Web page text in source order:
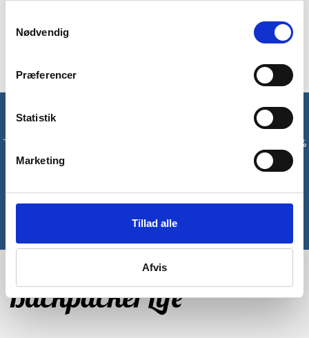
Nødvendig
Præferencer
Statistik
Marketing
Tillad alle
Afvis
lunkning, 2 x side lynlåslommer og 1 x lynlåslomme bagpå. Til
slut vejer Trail Pants i str. M, 270 gram.
Tilmeld dig vores nyhedsbrev og modtag med det samme en 10%
Tilmeld
*Gælder ikke allerede nedsatte varer